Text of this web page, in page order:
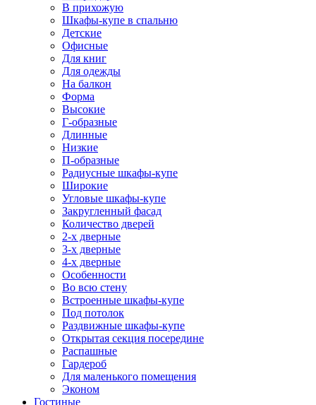
В прихожую
Шкафы-купе в спальню
Детские
Офисные
Для книг
Для одежды
На балкон
Форма
Высокие
Г-образные
Длинные
Низкие
П-образные
Радиусные шкафы-купе
Широкие
Угловые шкафы-купе
Закругленный фасад
Количество дверей
2-х дверные
3-х дверные
4-х дверные
Особенности
Во всю стену
Встроенные шкафы-купе
Под потолок
Раздвижные шкафы-купе
Открытая секция посередине
Распашные
Гардероб
Для маленького помещения
Эконом
Гостиные